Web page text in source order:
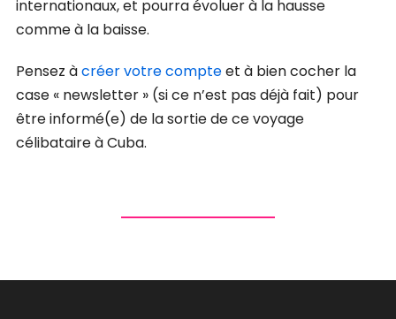
internationaux, et pourra évoluer à la hausse
comme à la baisse.
Pensez àcréer votre compteet à bien cocher la
case « newsletter » (si ce n’est pas déjà fait) pour
être informé(e) de la sortie de ce voyage
célibataire à Cuba.